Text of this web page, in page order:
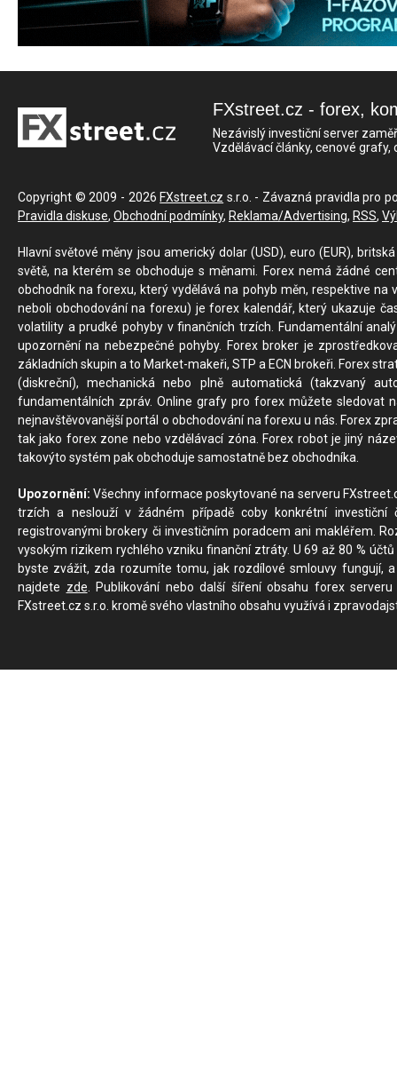
FXstreet.cz - forex,
Nezávislý investiční server
Vzdělávací články, cenové
Copyright © 2009 - 2026 FXstreet.cz s.r.o. - Závazná pravidla pro
Pravidla diskuse, Obchodní podmínky, Reklama/Advertising, RSS,
Hlavní světové měny jsou americký dolar (USD), euro (EUR),
světě, na kterém se obchoduje s měnami. Forex nemá žádné
obchodník na forexu, který vydělává na pohyb měn, respektive
neboli obchodování na forexu) je forex kalendář, který ukazuje
volatility a prudké pohyby v finančních trzích. Fundamentální
upozornění na nebezpečné pohyby. Forex broker je
základních skupin a to Market-makeři, STP a ECN brokeři. Forex
(diskreční), mechanická nebo plně automatická (takzvaný
fundamentálních zpráv. Online grafy pro forex můžete sledovat
nejnavštěvovanější portál o obchodování na forexu u nás. Forex
tak jako forex zone nebo vzdělávací zóna. Forex robot je jiný
takovýto systém pak obchoduje samostatně bez obchodníka.
Upozornění: Všechny informace poskytované na serveru
trzích a neslouží v žádném případě coby konkrétní investiční
registrovanými brokery či investičním poradcem ani makléřem.
vysokým rizikem rychlého vzniku finanční ztráty. U 69 až 80 %
byste zvážit, zda rozumíte tomu, jak rozdílové smlouvy fungují,
najdete zde. Publikování nebo další šíření obsahu forex
FXstreet.cz s.r.o. kromě svého vlastního obsahu využívá i